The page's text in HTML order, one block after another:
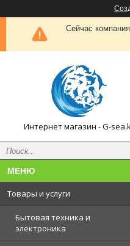
Сейчас
Интернет магазин - G-
Товары и услуги
Бытовая техника и
электроника